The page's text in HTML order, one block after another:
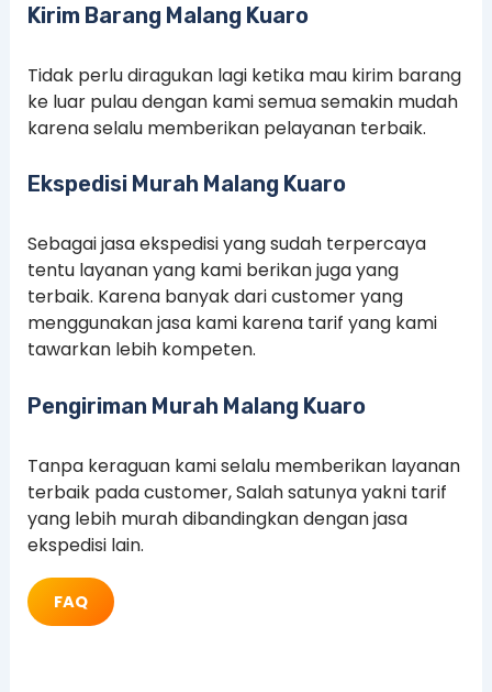
Kirim Barang Malang Kuaro
Tidak perlu diragukan lagi ketika mau kirim barang
ke luar pulau dengan kami semua semakin mudah
karena selalu memberikan pelayanan terbaik.
Ekspedisi Murah Malang Kuaro
Sebagai jasa ekspedisi yang sudah terpercaya
tentu layanan yang kami berikan juga yang
terbaik. Karena banyak dari customer yang
menggunakan jasa kami karena tarif yang kami
tawarkan lebih kompeten.
Pengiriman Murah Malang Kuaro
Tanpa keraguan kami selalu memberikan layanan
terbaik pada customer, Salah satunya yakni tarif
yang lebih murah dibandingkan dengan jasa
ekspedisi lain.
FAQ